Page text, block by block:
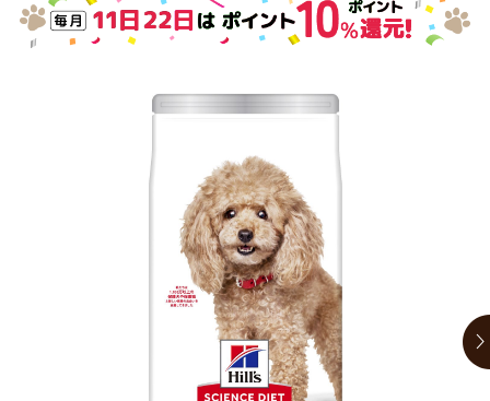
美容・ケア用品 服・おさんぽ用品
トリマーグッズ シニアサポート